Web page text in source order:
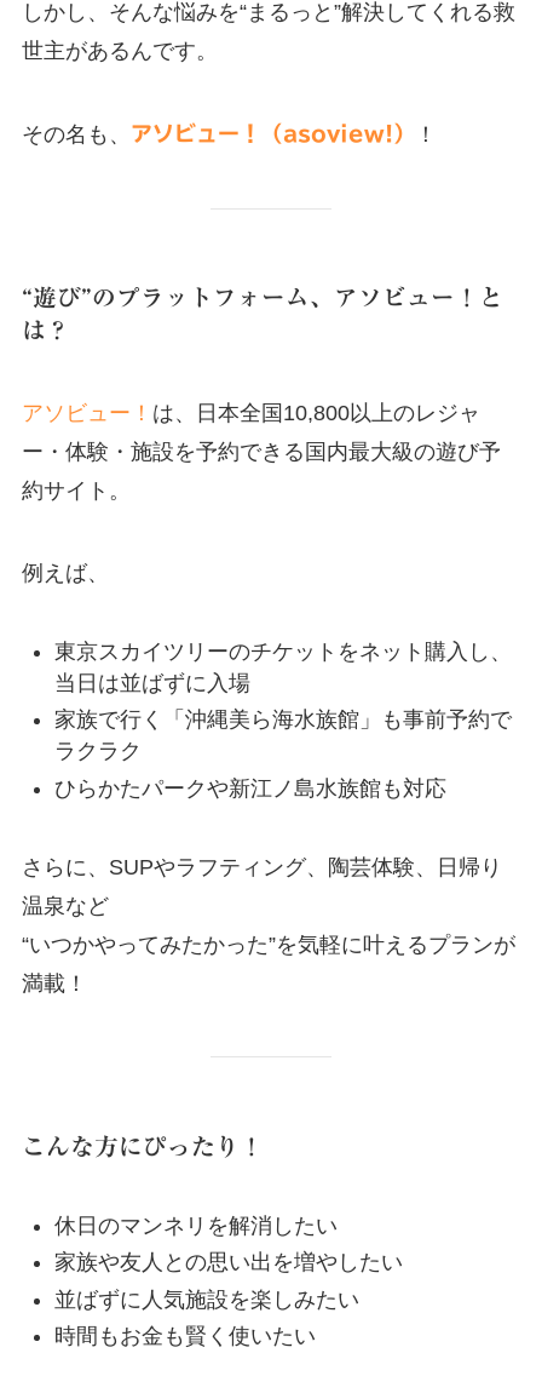
しかし、そんな悩みを“まるっと”解決してくれる救
世主があるんです。
その名も、 アソビュー！（asoview!） ！
“遊び”のプラットフォーム、アソビュー！と
は？
アソビュー！ は、日本全国10,800以上のレジャ
ー・体験・施設を予約できる国内最大級の遊び予
約サイト。
例えば、
東京スカイツリーのチケットをネット購入し、
当日は並ばずに入場
家族で行く「沖縄美ら海水族館」も事前予約で
ラクラク
ひらかたパークや新江ノ島水族館も対応
さらに、SUPやラフティング、陶芸体験、日帰り
温泉など
“いつかやってみたかった”を気軽に叶えるプランが
満載！
こんな方にぴったり！
休日のマンネリを解消したい
家族や友人との思い出を増やしたい
並ばずに人気施設を楽しみたい
時間もお金も賢く使いたい